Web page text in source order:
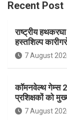
c
e
b
o
Recent Post
राष्ट्रीय
हस्तशिल्प
7 August
कॉमनवेल्थ गेम्स
प्रशिक्षकों को
7 August